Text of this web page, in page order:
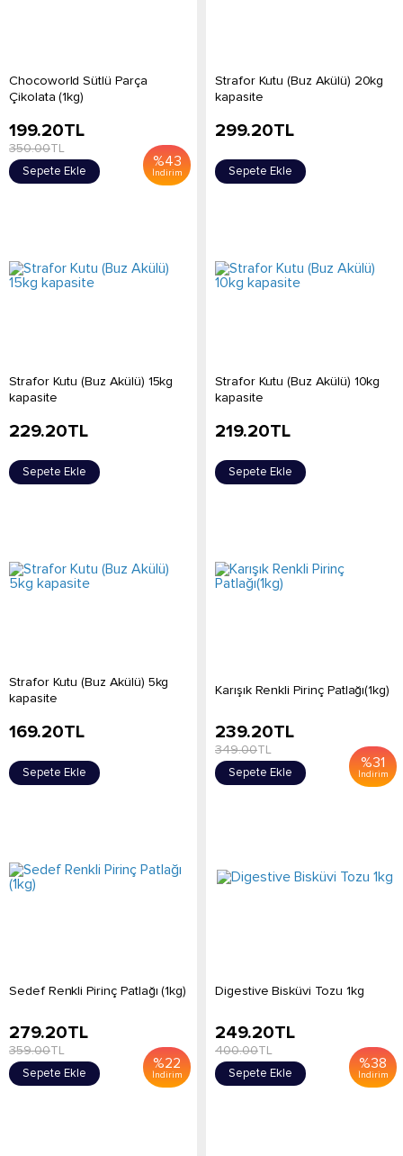
Chocoworld Sütlü Parça
Çikolata (1kg)
%43
İndirim
199.20TL
350.00TL
Sepete Ekle
Strafor Kutu (Buz Akülü) 20kg
kapasite
299.20TL
Sepete Ekle
Strafor Kutu (Buz Akülü) 15kg
kapasite
229.20TL
Sepete Ekle
Strafor Kutu (Buz Akülü) 10kg
kapasite
219.20TL
Sepete Ekle
Strafor Kutu (Buz Akülü) 5kg
kapasite
169.20TL
Sepete Ekle
Karışık Renkli Pirinç Patlağı(1kg)
%31
İndirim
239.20TL
349.00TL
Sepete Ekle
Sedef Renkli Pirinç Patlağı (1kg)
%22
İndirim
279.20TL
359.00TL
Sepete Ekle
Digestive Bisküvi Tozu 1kg
%38
İndirim
249.20TL
400.00TL
Sepete Ekle